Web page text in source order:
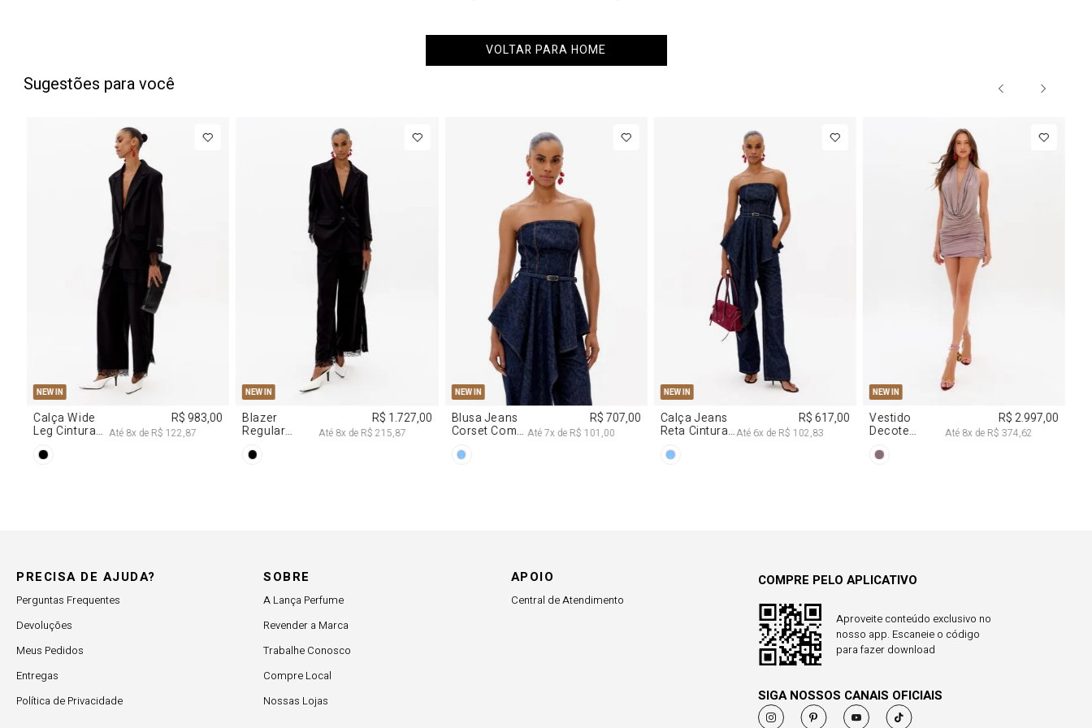
VOLTAR PARA HOME
Sugestões para você
NEW IN
PP P
Calça Wide
Leg Cintura
Renda
R$ 983,00
Até 8x deR$ 122,87
NEW IN
PP
Blazer
Regular
Com Renda
R$ 1.727,00
Até 8x deR$ 215,87
NEW IN
PP G
Blusa Jeans
Corset Com
R$ 707,00
Até7x deR$ 101,00
NEW IN
34 38 40
Calça Jeans
Reta Cintura
R$ 617,00
Até6x deR$ 102,83
NEW IN
PP
Vestido
Decote
Brilhos
R$ 2.997,00
Até 8x deR$ 374,62
PRECISA DE AJUDA?
Perguntas Frequentes
Devoluções
Meus Pedidos
Entregas
Política de Privacidade
SOBRE
A Lança Perfume
Revender a Marca
Trabalhe Conosco
Compre Local
Nossas Lojas
APOIO
Central de Atendimento
COMPRE PELO APLICATIVO
Aproveite conteúdo exclusivo no
nosso app. Escaneie o código
para fazer download
SIGA NOSSOS CANAIS OFICIAIS